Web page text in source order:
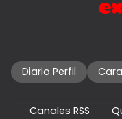
Diario Perfil
Canales RSS